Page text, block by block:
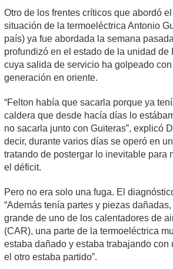
Otro de los frentes críticos que abordó
situación de la termoeléctrica Antonio
país) ya fue abordada la semana
profundizó en el estado de la unidad de
cuya salida de servicio ha golpeado
generación en oriente.
“Felton había que sacarla porque ya
caldera que desde hacía días lo
no sacarla junto con Guiteras”, explicó
decir, durante varios días se operó en
tratando de postergar lo inevitable para
el déficit.
Pero no era solo una fuga. El
“Además tenía partes y piezas
grande de uno de los calentadores de
(CAR), una parte de la termoeléctrica
estaba dañado y estaba trabajando con
el otro estaba partido”.